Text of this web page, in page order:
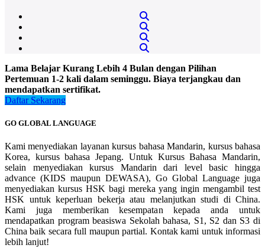
Lama Belajar Kurang Lebih 4 Bulan dengan Pilihan
Pertemuan 1-2 kali dalam seminggu. Biaya terjangkau dan
mendapatkan sertifikat.
Daftar Sekarang
GO GLOBAL LANGUAGE
Kami menyediakan layanan kursus bahasa Mandarin, kursus bahasa
Korea, kursus bahasa Jepang. Untuk Kursus Bahasa Mandarin,
selain menyediakan kursus Mandarin dari level basic hingga
advance (KIDS maupun DEWASA), Go Global Language juga
menyediakan kursus HSK bagi mereka yang ingin mengambil test
HSK untuk keperluan bekerja atau melanjutkan studi di China.
Kami juga memberikan kesempatan kepada anda untuk
mendapatkan program beasiswa Sekolah bahasa, S1, S2 dan S3 di
China baik secara full maupun partial. Kontak kami untuk informasi
lebih lanjut!